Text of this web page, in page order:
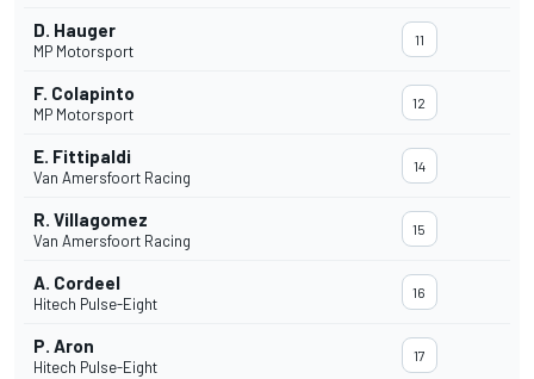
D. Hauger
MP Motorsport
11
F. Colapinto
MP Motorsport
12
E. Fittipaldi
Van Amersfoort Racing
14
R. Villagomez
Van Amersfoort Racing
15
A. Cordeel
Hitech Pulse-Eight
16
P. Aron
Hitech Pulse-Eight
17